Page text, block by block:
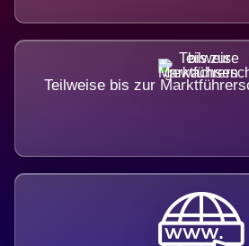
Teilweise bis zur